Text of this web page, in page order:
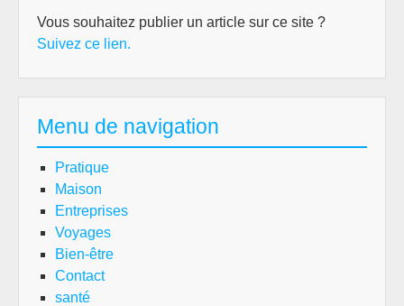
Vous souhaitez publier un article sur ce site ?
Suivez ce lien.
Menu de navigation
Pratique
Maison
Entreprises
Voyages
Bien-être
Contact
santé